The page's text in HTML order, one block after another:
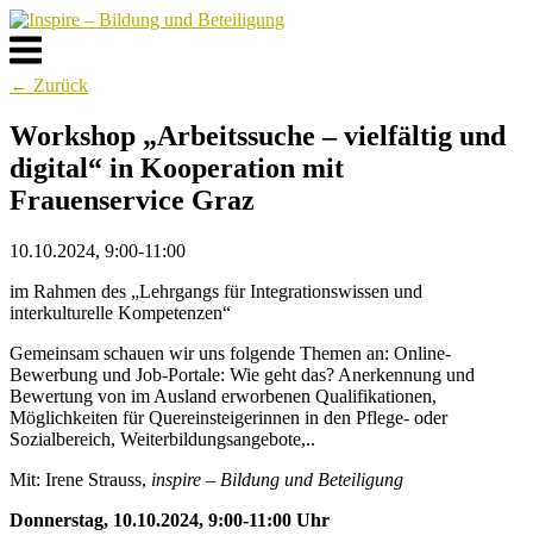
Skip
to
content
Menu
← Zurück
Workshop „Arbeitssuche – vielfältig und
digital“ in Kooperation mit
Frauenservice Graz
10.10.2024, 9:00-11:00
im Rahmen des „Lehrgangs für Integrationswissen und
interkulturelle Kompetenzen“
Gemeinsam schauen wir uns folgende Themen an: Online-
Bewerbung und Job-Portale: Wie geht das? Anerkennung und
Bewertung von im Ausland erworbenen Qualifikationen,
Möglichkeiten für Quereinsteigerinnen in den Pflege- oder
Sozialbereich, Weiterbildungsangebote,..
Mit: Irene Strauss, inspire – Bildung und Beteiligung
Donnerstag, 10.10.2024, 9:00-11:00 Uhr